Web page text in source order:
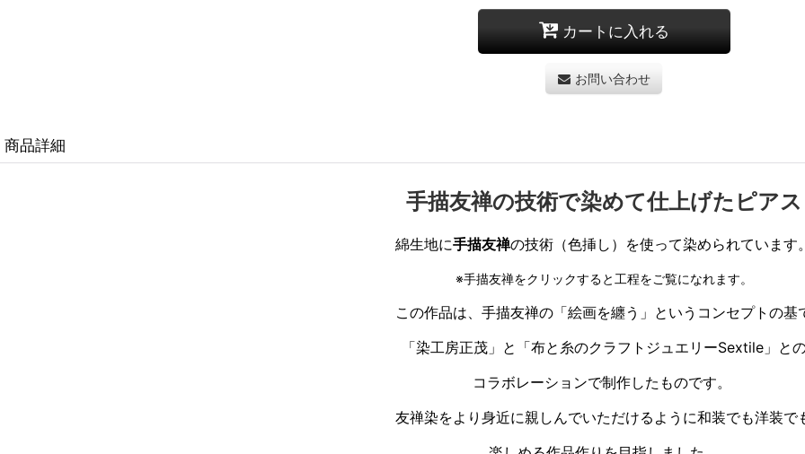
カートに入れる
お問い合わせ
商品詳細
手描友禅の技術で染めて仕上げたピアス
綿生地に手描友禅の技術（色挿し）を使って染められています
※手描友禅をクリックすると工程をご覧になれます。
この作品は、手描友禅の「絵画を纏う」というコンセプトの基
「染工房正茂」と「布と糸のクラフトジュエリーSextile」と
コラボレーションで制作したものです。
友禅染をより身近に親しんでいただけるように和装でも洋装で